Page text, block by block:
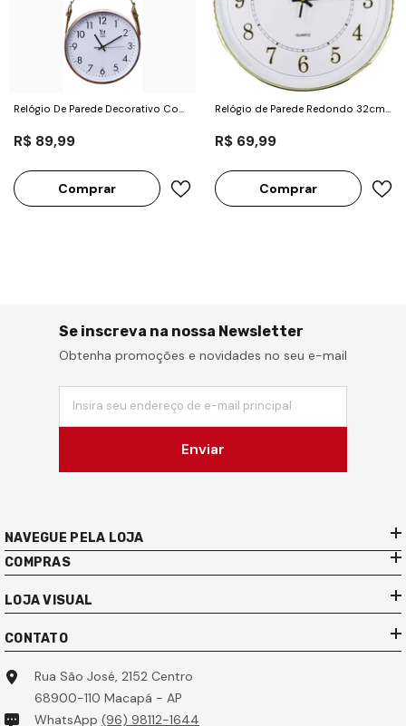
Relógio De Parede Decorativo Com
R$ 89,99
Comprar
Relógio de Parede Redondo 32cm
R$ 69,99
Comprar
Se inscreva na nossa Newsletter
Obtenha promoções e novidades no seu e-mail
Insira seu endereço de e-mail principal
Enviar
NAVEGUE PELA LOJA
COMPRAS
LOJA VISUAL
CONTATO
Rua São José, 2152 Centro
68900-110 Macapá - AP
WhatsApp (96) 98112-1644